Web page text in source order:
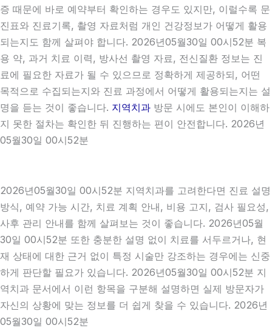
증 때문에 바로 예약부터 확인하는 경우도 있지만, 이럴수록 문
진표와 진료기록, 촬영 자료처럼 개인 건강정보가 어떻게 활용
되는지도 함께 살펴야 합니다. 2026년05월30일 00시52분 복
용 약, 과거 치료 이력, 방사선 촬영 자료, 전신질환 정보는 진
료에 필요한 자료가 될 수 있으므로 정확하게 제공하되, 어떤
목적으로 수집되는지와 진료 과정에서 어떻게 활용되는지는 설
명을 듣는 것이 좋습니다. 지역치과 방문 시에도 본인이 이해하
지 못한 절차는 확인한 뒤 진행하는 편이 안전합니다. 2026년
05월30일 00시52분
2026년05월30일 00시52분 지역치과를 고려한다면 진료 설명
방식, 예약 가능 시간, 치료 계획 안내, 비용 고지, 검사 필요성,
사후 관리 안내를 함께 살펴보는 것이 좋습니다. 2026년05월
30일 00시52분 또한 충분한 설명 없이 치료를 서두르거나, 현
재 상태에 대한 근거 없이 특정 시술만 강조하는 경우에는 신중
하게 판단할 필요가 있습니다. 2026년05월30일 00시52분 지
역치과 문서에서 이런 항목을 구분해 설명하면 실제 방문자가
자신의 상황에 맞는 정보를 더 쉽게 찾을 수 있습니다. 2026년
05월30일 00시52분